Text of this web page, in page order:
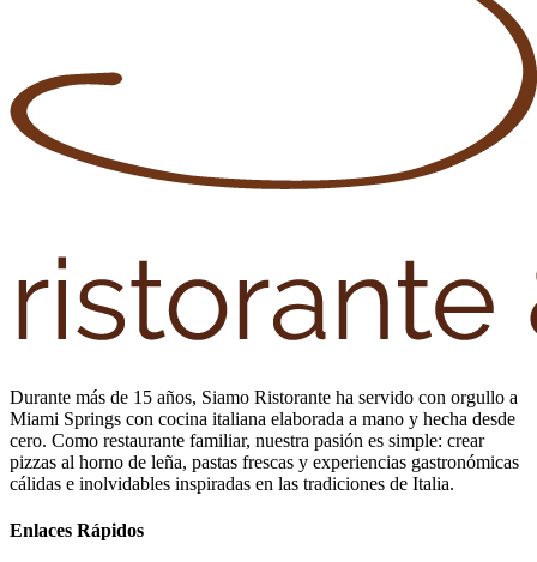
Durante más de 15 años, Siamo Ristorante ha servido con orgullo a
Miami Springs con cocina italiana elaborada a mano y hecha desde
cero. Como restaurante familiar, nuestra pasión es simple: crear
pizzas al horno de leña, pastas frescas y experiencias gastronómicas
cálidas e inolvidables inspiradas en las tradiciones de Italia.
Enlaces Rápidos